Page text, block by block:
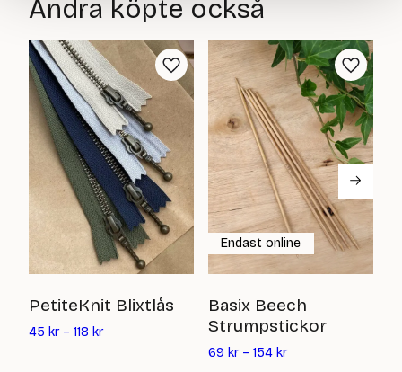
är:
kr
är:
Andra köpte också
PetiteKnit Blixtlås
45 kr – 118 kr
Basix Beech
Strumpstickor
69 kr – 154 kr
Endast online